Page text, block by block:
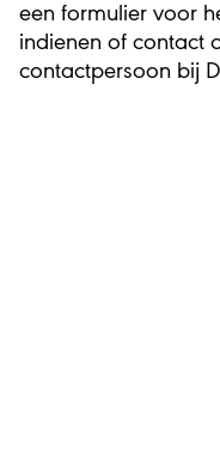
een formulier voor
indienen of contact
contactpersoon bij